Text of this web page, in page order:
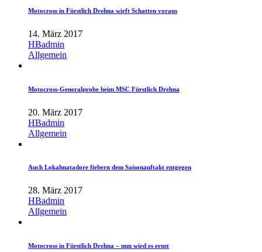
Motocross in Fürstlich Drehna wirft Schatten voraus
14. März 2017
HBadmin
Allgemein
Motocross-Generalprobe beim MSC Fürstlich Drehna
20. März 2017
HBadmin
Allgemein
Auch Lokalmatadore fiebern dem Saisonauftakt entgegen
28. März 2017
HBadmin
Allgemein
Motocross in Fürstlich Drehna – nun wird es ernst